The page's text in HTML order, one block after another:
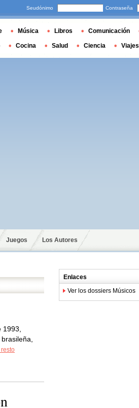
Juegos Los Autores
resto
Enlaces
Ver los dossiers Músicos
Seudónimo Contraseña
Música Libros Comunicación
Cocina Salud Ciencia Viajes